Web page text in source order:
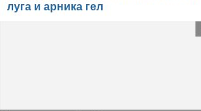
луга и арника гел